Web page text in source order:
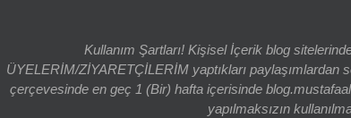
Kullanım Şartları! Kişisel İçerik blog
ÜYELERİM/ZİYARETÇİLERİM yaptıkları
çerçevesinde en geç 1 (Bir) hafta içerisinde
yapılmaksızın